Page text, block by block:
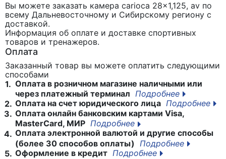
Вы можете заказать камера carioca 28x1,125, av по
всему Дальневосточному и Сибирскому региону с
доставкой.
Информация об оплате и доставке спортивных
товаров и тренажеров.
Оплата
Заказанный товар вы можете оплатить следующими
способами
1. Оплата в розничном магазине наличными или
через платежный терминал Подробнее
2. Оплата на счет юридического лица Подробнее
3. Оплата онлайн банковским картами Visa,
MasterCard, МИР Подробнее
4. Оплата электронной валютой и другие способы
(более 30 способов оплаты)
Подробнее
5. Оформление в кредит Подробнее